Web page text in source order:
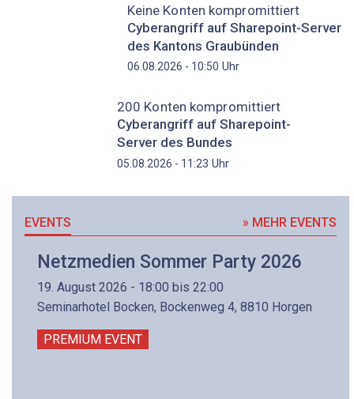
Keine Konten kompromittiert
Cyberangriff auf Sharepoint-Server
des Kantons Graubünden
06.08.2026 - 10:50 Uhr
200 Konten kompromittiert
Cyberangriff auf Sharepoint-
Server des Bundes
05.08.2026 - 11:23 Uhr
EVENTS » MEHR EVENTS
Netzmedien Sommer Party 2026
19. August 2026 - 18:00 bis 22:00
Seminarhotel Bocken, Bockenweg 4, 8810 Horgen
PREMIUM EVENT